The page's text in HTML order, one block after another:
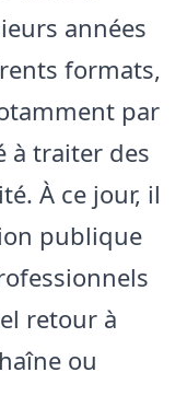
années
formats,
par
à traiter des
À ce jour, il
publique
retour à
ou